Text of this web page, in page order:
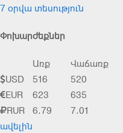
7 օրվա տեսություն
Փոխարժեքներ
Առք
Վաճառք
USD
516
520
EUR
623
635
RUR
6.79
7.01
ավելին